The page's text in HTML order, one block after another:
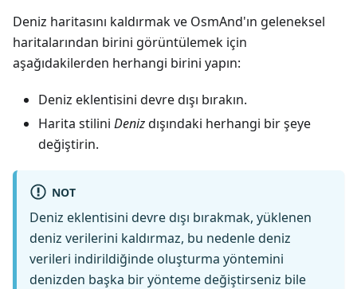
Deniz haritasını kaldırmak ve OsmAnd'ın geleneksel
haritalarından birini görüntülemek için
aşağıdakilerden herhangi birini yapın:
Deniz eklentisini devre dışı bırakın.
Harita stilini Denizdışındaki herhangi bir şeye
değiştirin.
NOT
Deniz eklentisini devre dışı bırakmak, yüklenen
deniz verilerini kaldırmaz, bu nedenle deniz
verileri indirildiğinde oluşturma yöntemini
denizden başka bir yönteme değiştirseniz bile